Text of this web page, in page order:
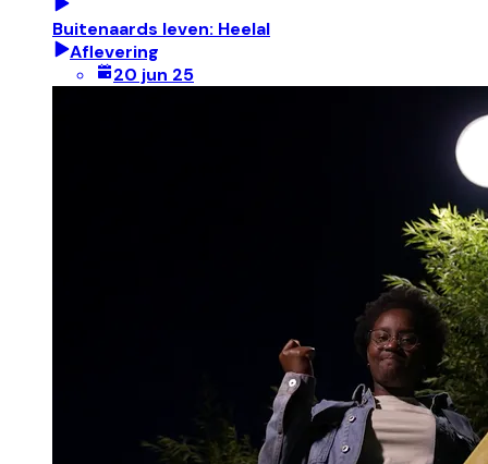
Buitenaards leven: Heelal
Aflevering
20 jun 25